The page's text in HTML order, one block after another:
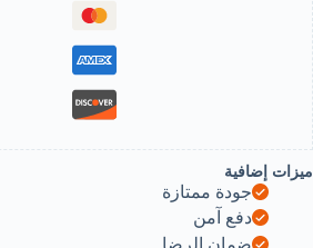
ميزات إضافية
جودة ممتازة
دفع آمن